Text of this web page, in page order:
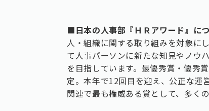
■日本の人事部『ＨＲアワード』に
人・組織に関する取り組みを対象に
て人事パーソンに新たな知見やノウ
を目指しています。最優秀賞・優秀
定。本年で12回目を迎え、公正な運
関連で最も権威ある賞として、多く